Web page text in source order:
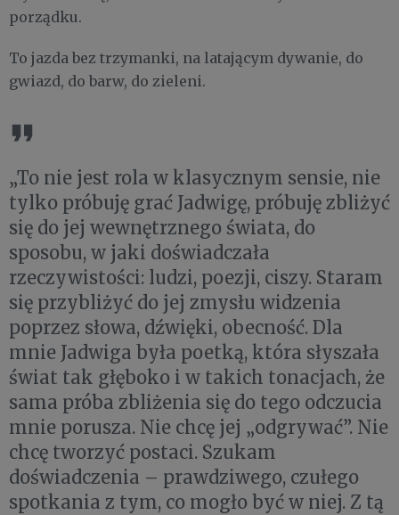
porządku.
To jazda bez trzymanki, na latającym dywanie, do
gwiazd, do barw, do zieleni.
„To nie jest rola w klasycznym sensie, nie
tylko próbuję grać Jadwigę, próbuję zbliżyć
się do jej wewnętrznego świata, do
sposobu, w jaki doświadczała
rzeczywistości: ludzi, poezji, ciszy. Staram
się przybliżyć do jej zmysłu widzenia
poprzez słowa, dźwięki, obecność. Dla
mnie Jadwiga była poetką, która słyszała
świat tak głęboko i w takich tonacjach, że
sama próba zbliżenia się do tego odczucia
mnie porusza. Nie chcę jej „odgrywać”. Nie
chcę tworzyć postaci. Szukam
doświadczenia – prawdziwego, czułego
spotkania z tym, co mogło być w niej. Z tą